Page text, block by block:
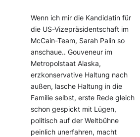
Wenn ich mir die Kandidatin für
die US-Vizepräsidentschaft im
McCain-Team, Sarah Palin so
anschaue.. Gouveneur im
Metropolstaat Alaska,
erzkonservative Haltung nach
außen, lasche Haltung in die
Familie selbst, erste Rede gleich
schon gespickt mit Lügen,
politisch auf der Weltbühne
peinlich unerfahren, macht